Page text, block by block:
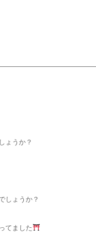
ょうか？
しょうか？
てました